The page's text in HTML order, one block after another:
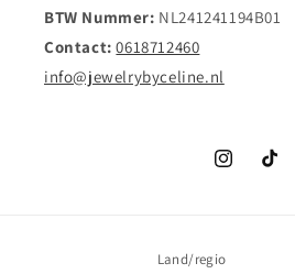
BTW Nummer: NL241241194B01
Contact:0618712460
info@jewelrybyceline.nl
InstagramTikTok
Land/regio